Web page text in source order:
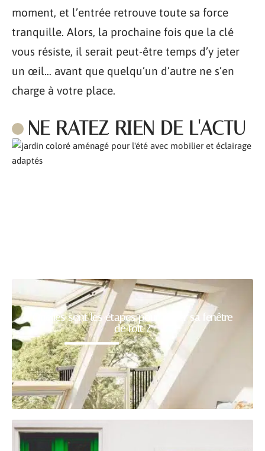
moment, et l’entrée retrouve toute sa force
tranquille. Alors, la prochaine fois que la clé
vous résiste, il serait peut-être temps d’y jeter
un œil… avant que quelqu’un d’autre ne s’en
charge à votre place.
NE RATEZ RIEN DE L'ACTU
Quelles sont les étapes pour poser sa fenêtre
de toit ?